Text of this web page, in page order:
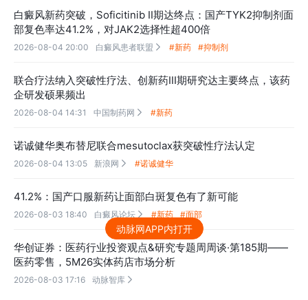
白癜风新药突破，Soficitinib II期达终点：国产TYK2抑制剂面
部复色率达41.2%，对JAK2选择性超400倍
2026-08-04 20:00 白癜风患者联盟  #新药 #抑制剂
联合疗法纳入突破性疗法、创新药III期研究达主要终点，该药
企研发硕果频出
2026-08-04 14:31 中国制药网  #新药
诺诚健华奥布替尼联合mesutoclax获突破性疗法认定
2026-08-04 13:05 新浪网  #诺诚健华
41.2%：国产口服新药让面部白斑复色有了新可能
2026-08-03 18:40 白癜风论坛  #新药 #面部
华创证券：医药行业投资观点&研究专题周周谈·第185期——
医药零售，5M26实体药店市场分析
2026-08-03 17:16 动脉智库 
动脉网APP内打开